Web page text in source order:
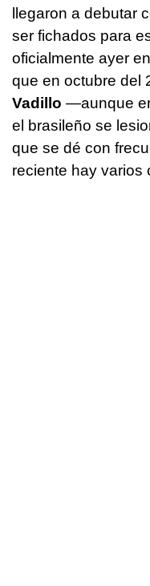
llegaron a debutar
ser fichados para
oficialmente ayer
que en octubre del
Vadillo —aunque
el brasileño se
que se dé con
reciente hay varios